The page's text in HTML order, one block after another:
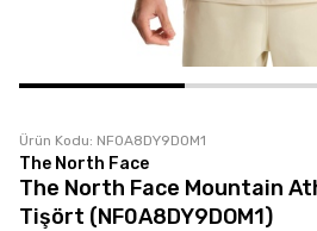
Ürün Kodu: NF0A8DY9DOM1
The North Face
The North Face Mountain
Tişört (NF0A8DY9DOM1)